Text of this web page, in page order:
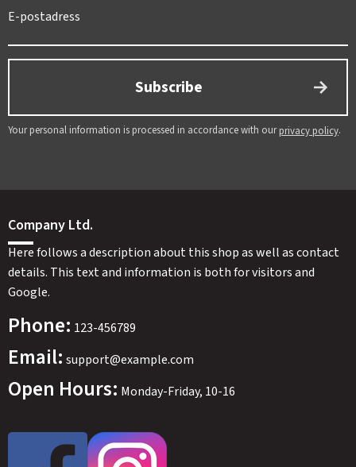
Subscribe
Your personal information is processed in accordance with ourprivacy policy.
Company Ltd.
Here follows a description about this shop as well as contact
details. This text and information is both for visitors and
Google.
Phone: 123-456789
Email: support@example.com
Open Hours: Monday-Friday, 10-16